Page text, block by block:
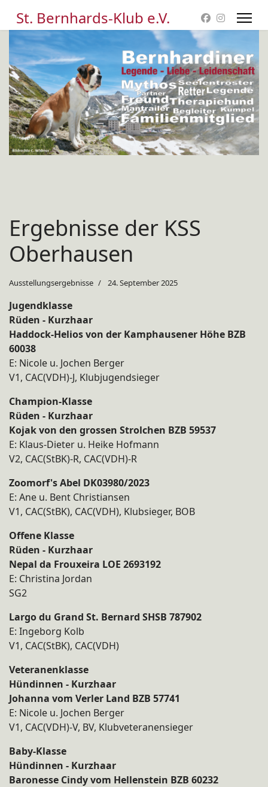
St. Bernhards-Klub e.V.
Ergebnisse der KSS
Oberhausen
Ausstellungsergebnisse 24. September 2025
Jugendklasse
Rüden - Kurzhaar
Haddock-Helios von der Kamphausener Höhe BZB
60038
E: Nicole u. Jochen Berger
V1, CAC(VDH)-J, Klubjugendsieger
Champion-Klasse
Rüden - Kurzhaar
Kojak von den grossen Strolchen BZB 59537
E: Klaus-Dieter u. Heike Hofmann
V2, CAC(StBK)-R, CAC(VDH)-R
Zoomorf's Abel DK03980/2023
E: Ane u. Bent Christiansen
V1, CAC(StBK), CAC(VDH), Klubsieger, BOB
Offene Klasse
Rüden - Kurzhaar
Nepal da Frouxeira LOE 2693192
E: Christina Jordan
SG2
Largo du Grand St. Bernard SHSB 787902
E: Ingeborg Kolb
V1, CAC(StBK), CAC(VDH)
Veteranenklasse
Hündinnen - Kurzhaar
Johanna vom Verler Land BZB 57741
E: Nicole u. Jochen Berger
V1, CAC(VDH)-V, BV, Klubveteranensieger
Baby-Klasse
Hündinnen - Kurzhaar
Baronesse Cindy vom Hellenstein BZB 60232